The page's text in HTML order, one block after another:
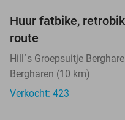
Huur fatbike,
route
Hill´s Groepsuitje
Bergharen (10 km)
Verkocht: 423